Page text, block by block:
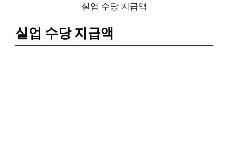
실업 수당 지급액
실업 수당 지급액